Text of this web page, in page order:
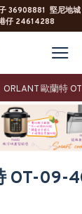
36908881 堅尼地
仔 24614288
ORLANT 歐蘭特
OT-09-